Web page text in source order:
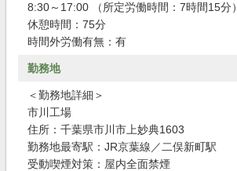
8:30～17:00 （所定労働時間：7時間15分）
休憩時間：75分
時間外労働有無：有
勤務地
＜勤務地詳細＞
市川工場
住所：千葉県市川市上妙典1603
勤務地最寄駅：JR京葉線／二俣新町駅
受動喫煙対策：屋内全面禁煙